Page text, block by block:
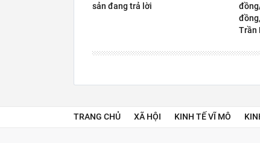
sản đang trả lời
Trần
TRANG CHỦ XÃ HỘI KINH TẾ VĨ MÔ